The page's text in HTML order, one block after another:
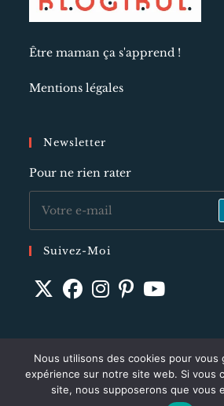
Être maman ça s'apprend !
Mentions légales
Newsletter
Pour ne rien rater
Suivez-Moi
dans
un
nouvel
onglet
dans
un
nouvel
onglet
dans
un
nouvel
onglet
dans
un
nouvel
onglet
dans
un
nouvel
onglet
©Blogibul 2024
Nous utilisons des cookies pour vous
expérience sur notre site web. Si vous
site, nous supposerons que vous
Optimized by Seraphinite